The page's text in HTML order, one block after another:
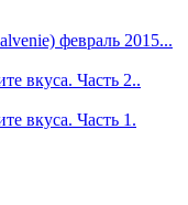
февраль 2015...
вкуса. Часть 2..
вкуса. Часть 1.